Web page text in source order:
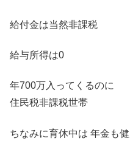
給付金は当然非課税
給与所得は0
年700万入ってくるのに
住民税非課税世帯
ちなみに育休中は 年金も